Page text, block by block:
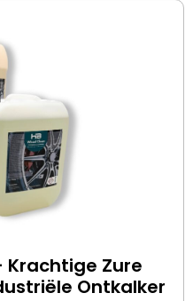
Krachtige Zure
Ontkalker